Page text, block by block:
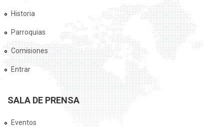
Historia
Parroquias
Comisiones
Entrar
SALA DE PRENSA
Eventos